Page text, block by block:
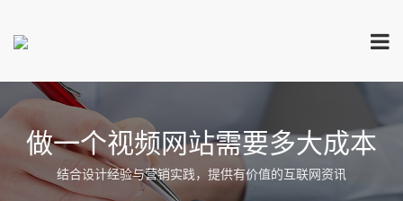
做一个视频网站需要多大成本
结合设计经验与营销实践，提供有价值的互联网资讯